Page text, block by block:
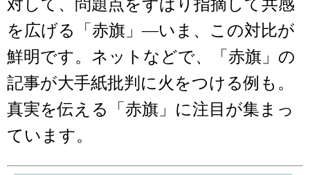
対して、問題点をずばり指摘して共感
を広げる「赤旗」―いま、この対比が
鮮明です。ネットなどで、「赤旗」の
記事が大手紙批判に火をつける例も。
真実を伝える「赤旗」に注目が集まっ
ています。